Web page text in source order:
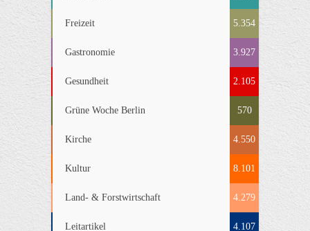
Freizeit 5.354
Gastronomie 3.927
Gesundheit 2.105
Grüne Woche Berlin 570
Kirche 4.550
Kultur 8.101
Land- & Forstwirtschaft 4.279
Leitartikel 4.107